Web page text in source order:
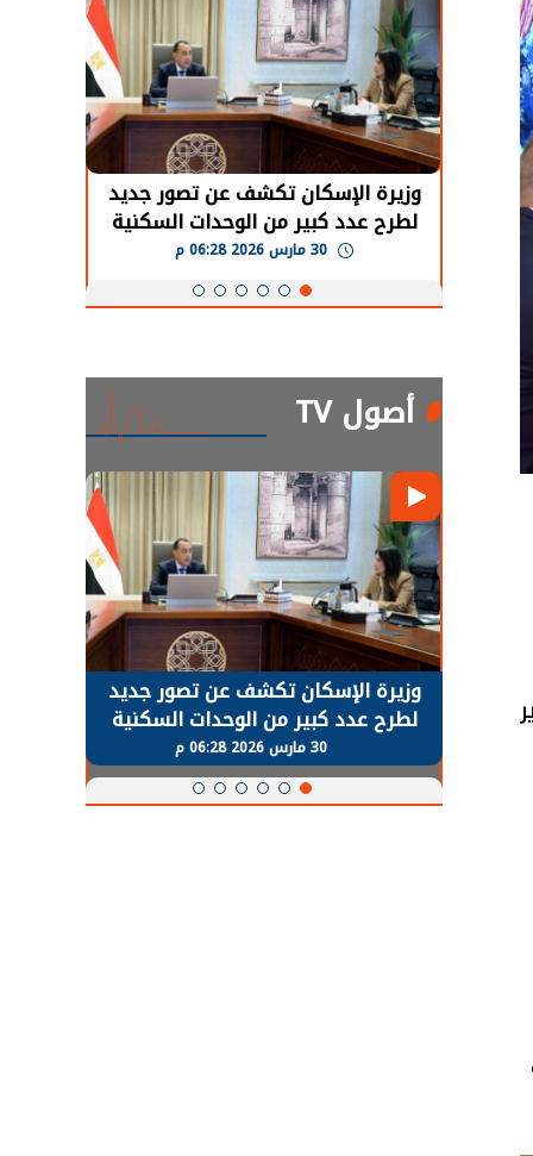
وزيرة الإسكان تكشف عن تصور جديد
لطرح عدد كبير من الوحدات السكنية
بنظام الإيجار
أصول TV
وزيرة الإسكان تكشف عن تصور جديد
لطرح عدد كبير من الوحدات السكنية
بنظام الإيجار